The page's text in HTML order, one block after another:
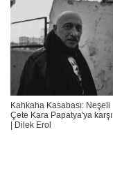
Kahkaha Kasabası: Neşeli
Çete Kara Papatya'ya karşı
| Dilek Erol